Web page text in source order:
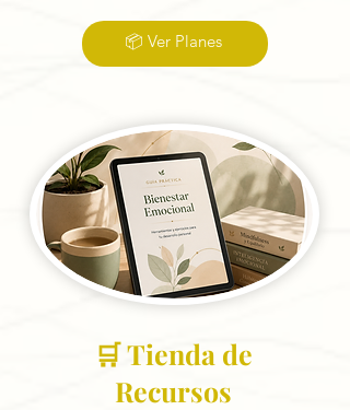
📦 Ver Planes
🛒 Tienda de
Recursos